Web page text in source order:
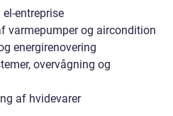
entreprise
varmepumper og aircondition
energirenovering
overvågning og
af hvidevarer